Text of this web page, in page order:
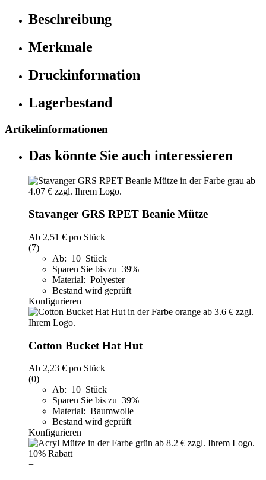
Beschreibung
Merkmale
Druckinformation
Lagerbestand
Artikelinformationen
Das könnte Sie auch interessieren
Stavanger GRS RPET Beanie Mütze
Ab 2,51 € pro Stück
(7)
Ab: 10 Stück
Sparen Sie bis zu 39%
Material: Polyester
Bestand wird geprüft
Konfigurieren
Cotton Bucket Hat Hut
Ab 2,23 € pro Stück
(0)
Ab: 10 Stück
Sparen Sie bis zu 39%
Material: Baumwolle
Bestand wird geprüft
Konfigurieren
10% Rabatt
+